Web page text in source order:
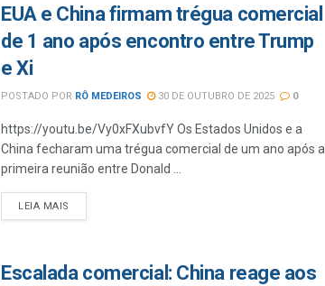
EUA e China firmam trégua comercial
de 1 ano após encontro entre Trump
e Xi
POSTADO POR RÔ MEDEIROS 30 DE OUTUBRO DE 2025 0
https://youtu.be/Vy0xFXubvfY Os Estados Unidos e a
China fecharam uma trégua comercial de um ano após a
primeira reunião entre Donald ...
LEIA MAIS
Escalada comercial: China reage aos